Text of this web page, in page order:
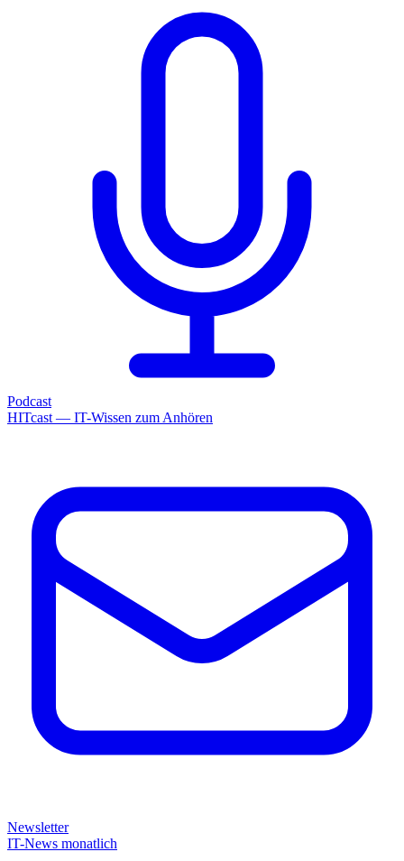
Podcast
HITcast — IT-Wissen zum Anhören
Newsletter
IT-News monatlich